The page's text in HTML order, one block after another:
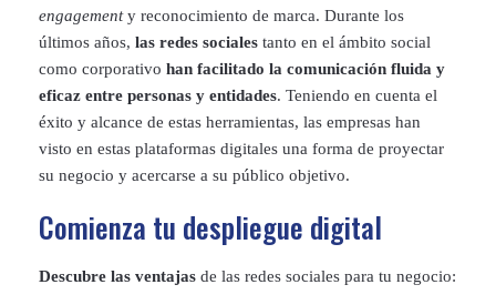
engagementy reconocimiento de marca. Durante los
últimos años, las redes sociales tanto en el ámbito social
como corporativo han facilitado la comunicación fluida y
eficaz entre personas y entidades. Teniendo en cuenta el
éxito y alcance de estas herramientas, las empresas han
visto en estas plataformas digitales una forma de proyectar
su negocio y acercarse a su público objetivo.
Comienza tu despliegue digital
Descubre las ventajas de las redes sociales para tu negocio: